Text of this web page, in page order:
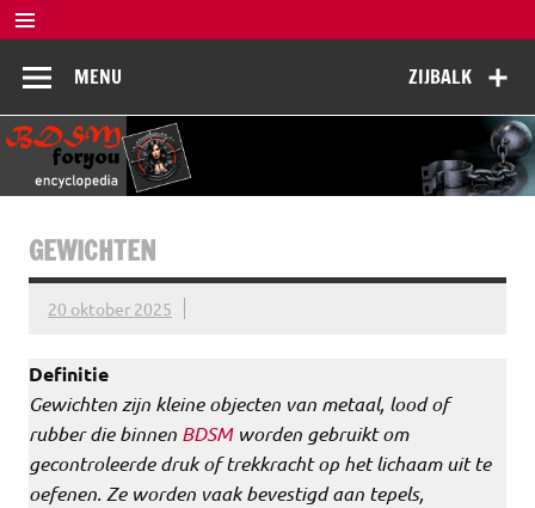
Doorgaan
naar
inhoud
BDSM
Encyclopedia
ZIJBALK
MENU
GEWICHTEN
20 oktober 2025
Definitie
Gewichten zijn kleine objecten van metaal, lood of
rubber die binnen BDSMworden gebruikt om
gecontroleerde druk of trekkracht op het lichaam uit te
oefenen. Ze worden vaak bevestigd aan tepels,